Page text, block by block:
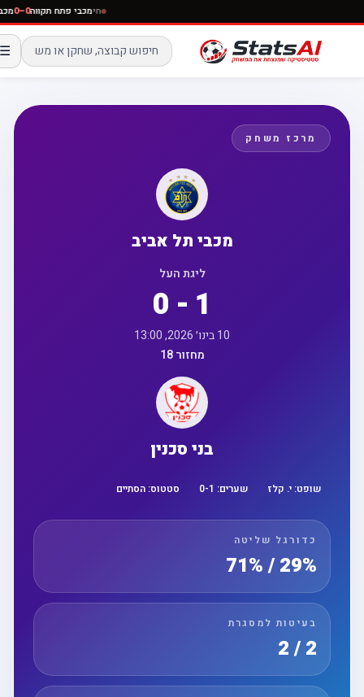
חימכבי פתח תקווה0–0
☰
מרכז משחק
מכבי תל אביב
ליגת העל
0 - 1
10 בינו׳ 2026, 13:00
מחזור 18
בני סכנין
שופט:י. קלז שערים: 0 -1 סטטוס:הסתיים
כדורגל שליטה
29% / 71%
בעיטות למסגרת